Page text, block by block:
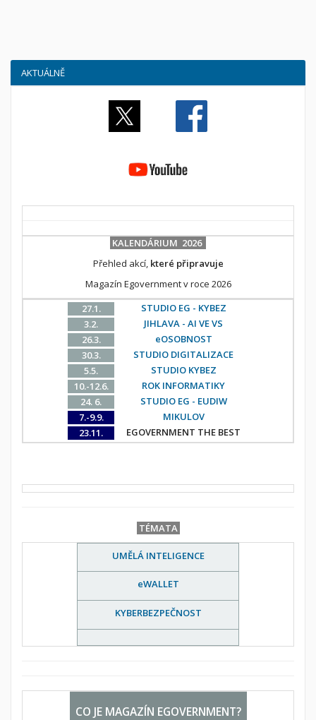
AKTUÁLNĚ
KALENDÁRIUM 2026
Přehled akcí, které připravuje
Magazín Egovernment v roce 2026
27.1.
STUDIO EG - KYBEZ
3.2.
JIHLAVA - AI VE VS
26.3.
eOSOBNOST
30.3.
STUDIO DIGITALIZACE
5.5.
STUDIO KYBEZ
10.-12.6.
ROK INFORMATIKY
24. 6.
STUDIO EG - EUDIW
7.-9.9.
MIKULOV
23.11.
EGOVERNMENT THE BEST
TÉMATA
UMĚLÁ INTELIGENCE
eWALLET
KYBERBEZPEČNOST
CO JE MAGAZÍN EGOVERNMENT?